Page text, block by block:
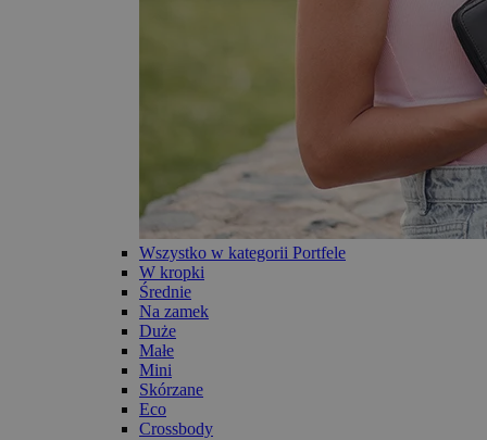
Wszystko w kategorii Portfele
W kropki
Średnie
Na zamek
Duże
Małe
Mini
Skórzane
Eco
Crossbody